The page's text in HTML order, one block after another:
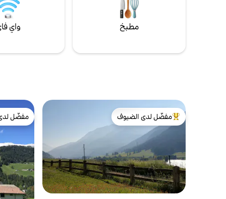
مطبخ واي
من أبرز البيوت المفضّلة لدى الضيوف
مفضّل لدى الضيوف
مفضّل
مفضّل